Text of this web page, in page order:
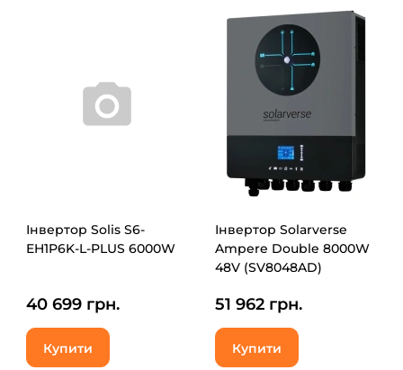
Інвертор Solis S6-
EH1P6K-L-PLUS 6000W
40 699 грн.
Купити
Інвертор Solarverse
Ampere Double 8000W
48V (SV8048AD)
51 962 грн.
Купити